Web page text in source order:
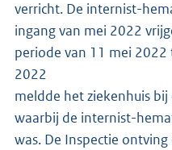
verricht. De internist-
ingang van mei 2022
periode van 11 mei
2022
meldde het ziekenhuis
waarbij de internist-
was. De Inspectie